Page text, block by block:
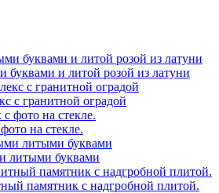
буквами и литой розой из латуни
с гранитной оградой
на стекле.
литыми буквами
памятник с надгробной плитой.